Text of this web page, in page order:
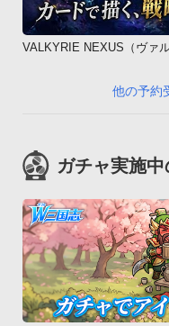
VALKYRIE NEXUS（ヴァ
他の予約
ガチャ実施